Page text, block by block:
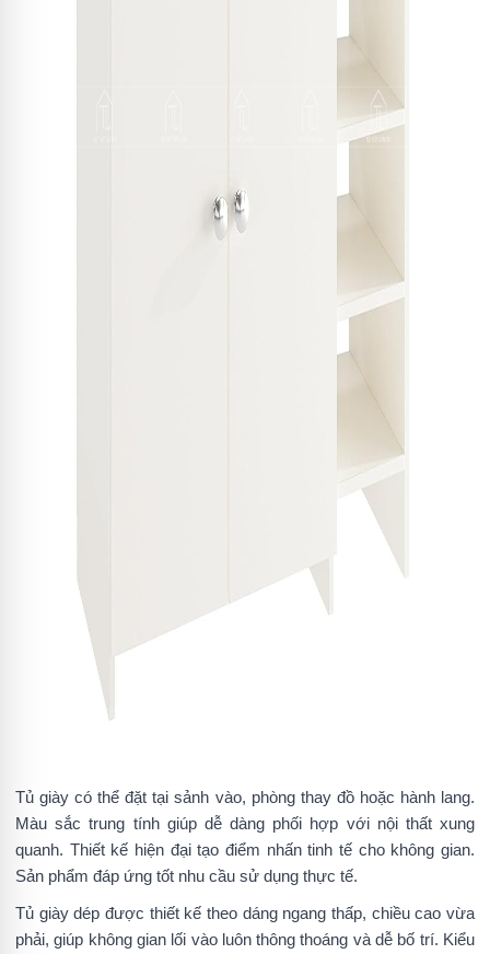
Tủ giày có thể đặt tại sảnh vào, phòng thay đồ hoặc hành lang.
Màu sắc trung tính giúp dễ dàng phối hợp với nội thất xung
quanh. Thiết kế hiện đại tạo điểm nhấn tinh tế cho không gian.
Sản phẩm đáp ứng tốt nhu cầu sử dụng thực tế.
Tủ giày dép được thiết kế theo dáng ngang thấp, chiều cao vừa
phải, giúp không gian lối vào luôn thông thoáng và dễ bố trí. Kiểu